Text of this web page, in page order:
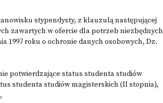
stypendysty, z klauzulą następującej
zawartych w ofercie dla potrzeb niezbędnych
1997 roku o ochronie danych osobowych, Dz.
potwierdzające status studenta studiów
studenta studiów magisterskich (II stopnia),